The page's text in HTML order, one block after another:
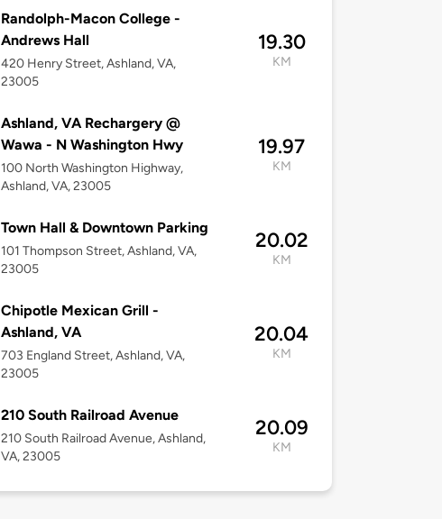
Randolph-Macon College -
Andrews Hall
420 Henry Street, Ashland, VA,
23005
19.30
KM
Ashland, VA Rechargery @
Wawa - N Washington Hwy
100 North Washington Highway,
Ashland, VA, 23005
19.97
KM
Town Hall & Downtown Parking
101 Thompson Street, Ashland, VA,
23005
20.02
KM
Chipotle Mexican Grill -
Ashland, VA
703 England Street, Ashland, VA,
23005
20.04
KM
210 South Railroad Avenue
210 South Railroad Avenue, Ashland,
VA, 23005
20.09
KM